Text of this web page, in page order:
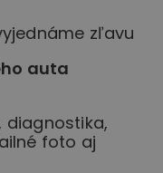
zľavu
auta
, diagnostika,
foto aj